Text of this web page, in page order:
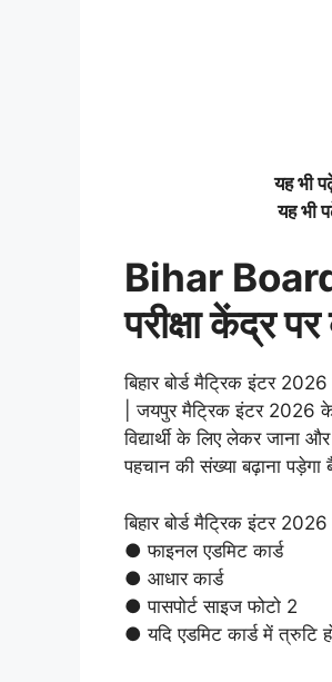
यह भी
यह भी
Bihar
परीक्षा केंद्र
बिहार बोर्ड मैट्रिक इंटर
| जयपुर मैट्रिक इंटर 2026 के
विद्यार्थी के लिए लेकर जाना
पहचान की संख्या बढ़ाना
बिहार बोर्ड मैट्रिक इंटर
● फाइनल एडमिट कार्ड
● आधार कार्ड
● पासपोर्ट साइज फोटो 2
● यदि एडमिट कार्ड में त्रुटि